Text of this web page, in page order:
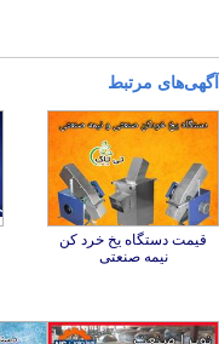
آگهی‌های مرتبط
قیمت دستگاه یخ خرد کن
نیمه صنعتی